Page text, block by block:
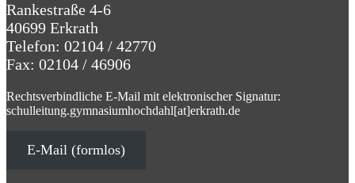
Rankestraße 4-6
40699 Erkrath
Telefon: 02104 / 42770
Fax: 02104 / 46906
Rechtsverbindliche E-Mail mit elektronischer Signatur:
schulleitung.gymnasiumhochdahl[at]erkrath.de
E-Mail (formlos)